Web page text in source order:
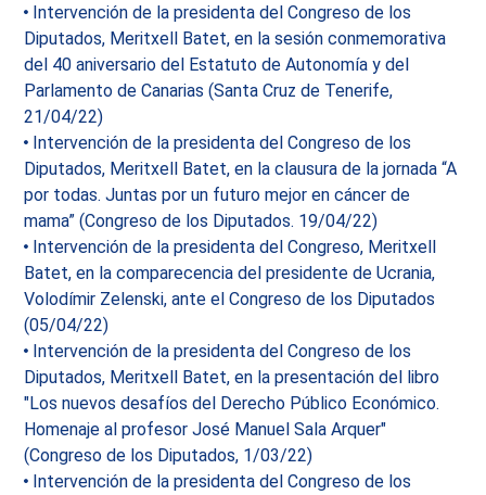
Intervención de la presidenta del Congreso de los
Diputados, Meritxell Batet, en la sesión conmemorativa
del 40 aniversario del Estatuto de Autonomía y del
Parlamento de Canarias (Santa Cruz de Tenerife,
21/04/22)
Intervención de la presidenta del Congreso de los
Diputados, Meritxell Batet, en la clausura de la jornada “A
por todas. Juntas por un futuro mejor en cáncer de
mama” (Congreso de los Diputados. 19/04/22)
Intervención de la presidenta del Congreso, Meritxell
Batet, en la comparecencia del presidente de Ucrania,
Volodímir Zelenski, ante el Congreso de los Diputados
(05/04/22)
Intervención de la presidenta del Congreso de los
Diputados, Meritxell Batet, en la presentación del libro
"Los nuevos desafíos del Derecho Público Económico.
Homenaje al profesor José Manuel Sala Arquer"
(Congreso de los Diputados, 1/03/22)
Intervención de la presidenta del Congreso de los